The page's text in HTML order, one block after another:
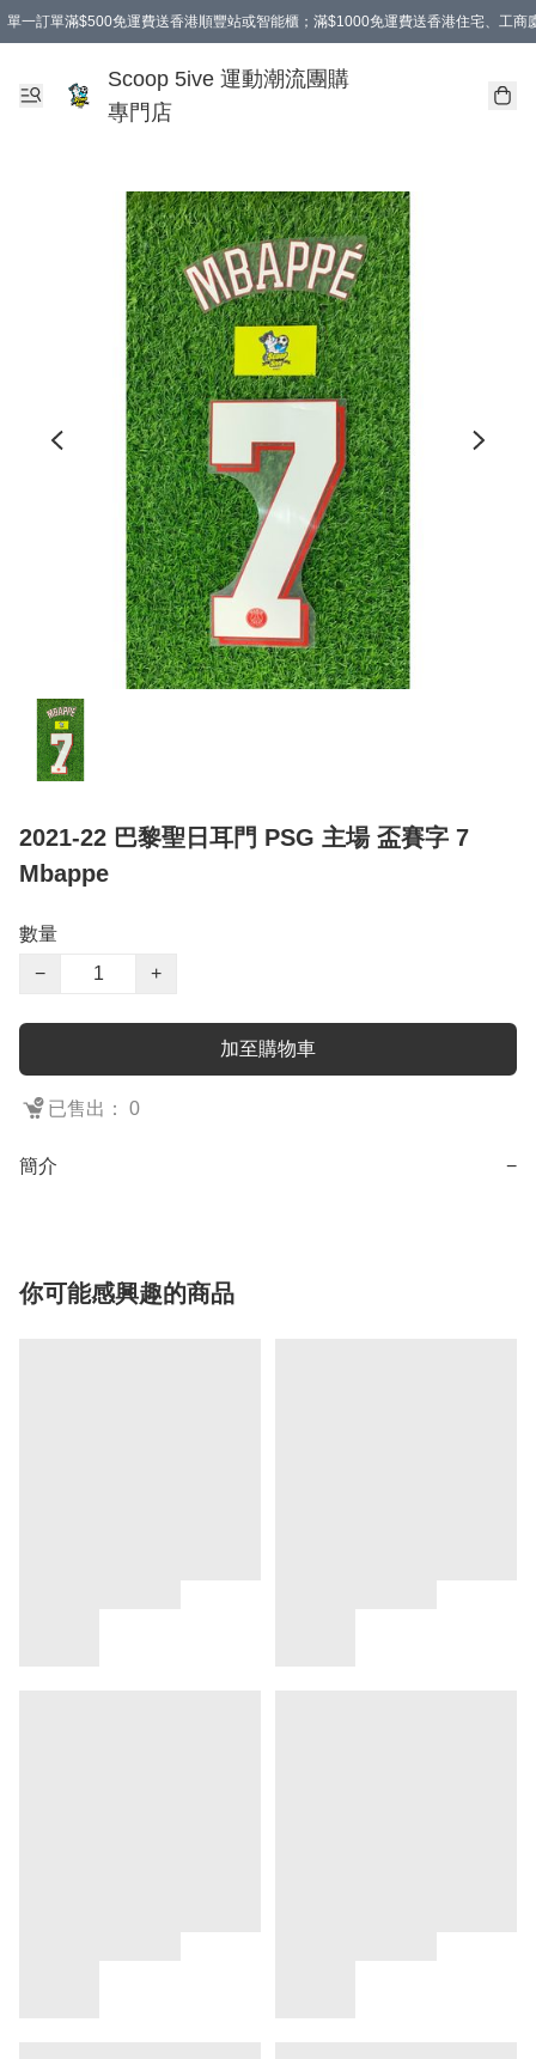
單一訂單滿$500免運費送香港順豐站或智能櫃；滿$1000免運費送香港住宅、工商
Scoop 5ive 運動潮流團購
專門店
2021-22 巴黎聖日耳門 PSG 主場 盃賽字 7
Mbappe
數量
−
+
加至購物車
已售出： 0
簡介 −
你可能感興趣的商品